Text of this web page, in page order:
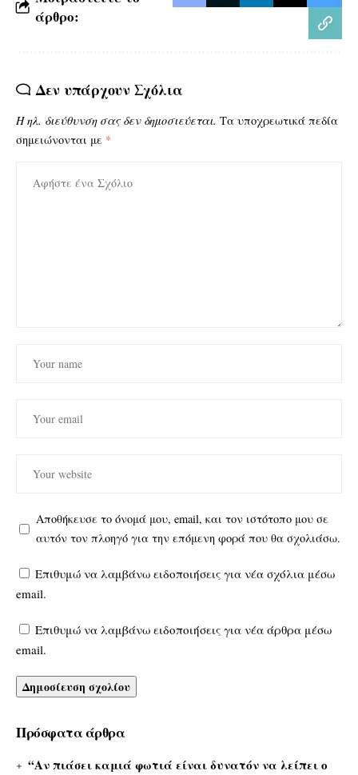
άρθρο:
Δεν υπάρχουν Σχόλια
Η ηλ. διεύθυνση σας δεν δημοσιεύεται. Τα υποχρεωτικά πεδία
σημειώνονται με *
Αποθήκευσε το όνομά μου, email, και τον ιστότοπο μου σε
αυτόν τον πλοηγό για την επόμενη φορά που θα σχολιάσω.
Επιθυμώ να λαμβάνω ειδοποιήσεις για νέα σχόλια μέσω
email.
Επιθυμώ να λαμβάνω ειδοποιήσεις για νέα άρθρα μέσω
email.
Πρόσφατα άρθρα
“Αν πιάσει καμιά φωτιά είναι δυνατόν να λείπει ο